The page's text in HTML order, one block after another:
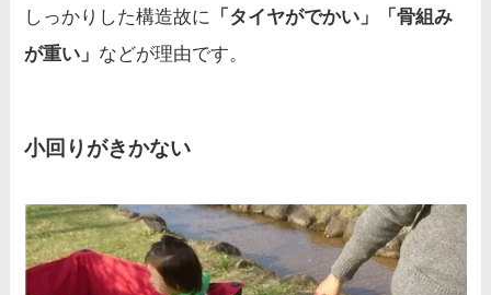
しっかりした構造故に 「タイヤがでかい」「骨組み
が重い」 などが理由です。
小回りがきかない